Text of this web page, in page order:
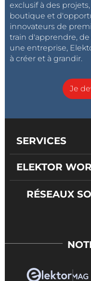
exclusif à des
boutique et
innovateurs de
train d'apprendre,
une entreprise,
à créer et à grandir.
Je
SERVICES
ELEKTOR
RÉSEAUX